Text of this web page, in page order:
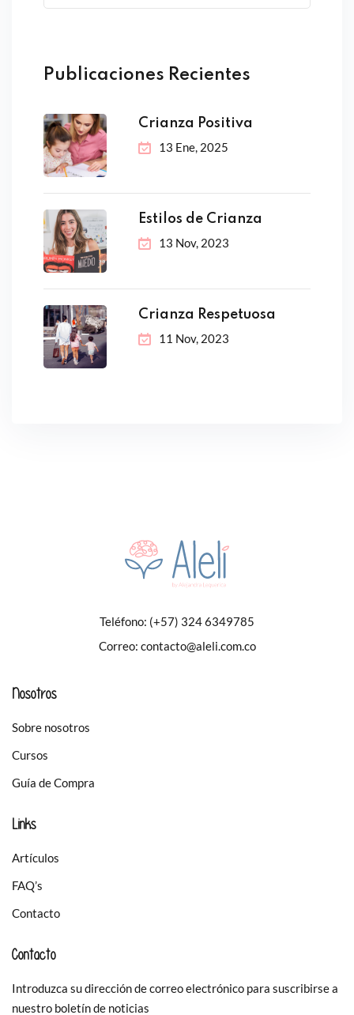
Publicaciones Recientes
Crianza Positiva
13 Ene, 2025
Estilos de Crianza
13 Nov, 2023
Crianza Respetuosa
11 Nov, 2023
Teléfono: (+57) 324 6349785
Correo: contacto@aleli.com.co
Nosotros
Sobre nosotros
Cursos
Guía de Compra
Links
Artículos
FAQ’s
Contacto
Contacto
Introduzca su dirección de correo electrónico para suscribirse a
nuestro boletín de noticias